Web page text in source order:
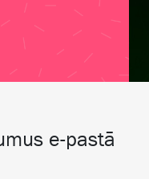
e-pastā